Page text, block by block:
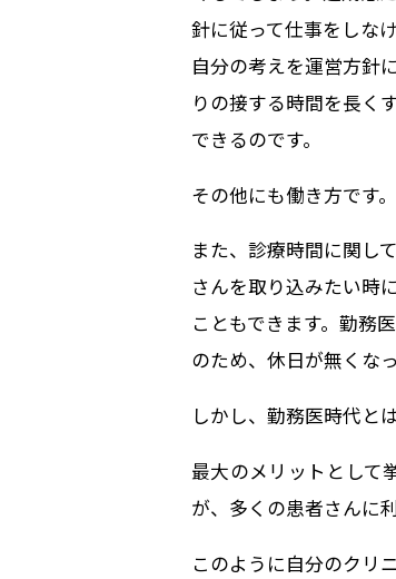
針に従って仕事をしな
自分の考えを運営方針
りの接する時間を長く
できるのです。
その他にも働き方です
また、診療時間に関し
さんを取り込みたい時
こともできます。勤務
のため、休日が無くな
しかし、勤務医時代と
最大のメリットとして
が、多くの患者さんに
このように自分のクリ